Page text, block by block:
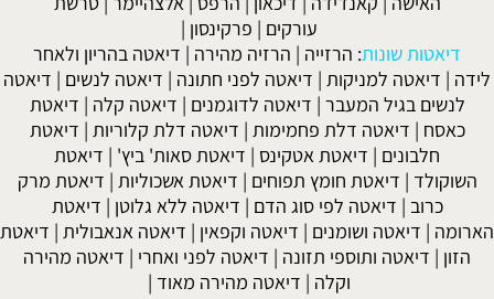
עורקים | פרקינסון |
דיאטות שונות: הרזייה | הרזיה מהירה | דיאטה בהריון ולאחר
לידה | דיאטה למניקות | דיאטה לפני חתונה | דיאטה לנשים | דיאטה
לנשים בגיל המעבר | דיאטה לדוגמנים | דיאטה קלה | דיאטת
כאסח | דיאטה דלת פחמימות | דיאטה דלת קלוריות | דיאטת
חלבונים | דיאטת אטקינס | דיאטת סאות' ביץ' | דיאטת
השוקולד | דיאטת חומץ תפוחים | דיאטת אשכוליות | דיאטת מרק
כרוב | דיאטה לפי סוג הדם | דיאטה ללא גלוטן | דיאטת
הארומה | דיאטה ושומנים | דיאטה וקפאין | דיאטה אנאבולית | דיאטת
הזון | דיאטה ותוספי תזונה | דיאטה לפני ואחרי | דיאטה מהירה
וקלה | דיאטה מהירה מאוד |